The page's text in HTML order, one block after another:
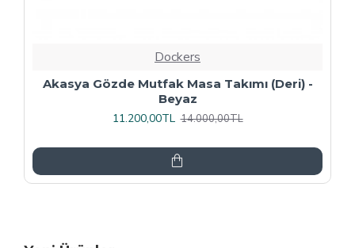
Dockers
Premıum - Gözde Mutfak Masa Takımı -
Füme
13.600,00TL 17.000,00TL